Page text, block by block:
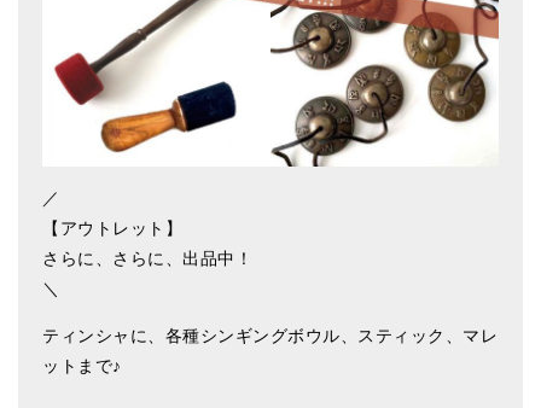
新・鍛造スペシャル
マンダラ彫（黒・渋金）
人気の3点セット
特大シンギングボウル・特殊柄
スティック・マレット・リング（台座）
アマナマナのティンシャ
プレミアム・ティンシャ（L・M）
／
【アウトレット】
さらに、さらに、出品中！
＼
ティンシャに、各種シンギングボウル、スティック、マレ
ットまで♪